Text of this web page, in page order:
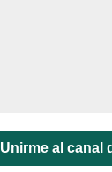
Unirme al canal